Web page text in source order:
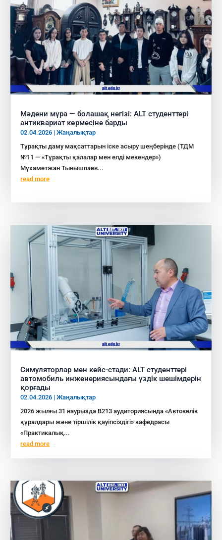
Мәдени мұра — болашақ негізі: ALT студенттері
антиквариат көрмесіне барды
02.04.2026 |Жаңалықтар
Тұрақты даму мақсаттарын іске асыру шеңберінде (ТДМ
№11 — «Тұрақты қалалар мен елді мекендер»)
Мұхаметжан Тынышпаев...
read more
Симуляторлар мен кейс-стади: ALT студенттері
автомобиль инженериясындағы үздік шешімдерін
қорғады
02.04.2026 |Жаңалықтар
2026 жылғы 31 наурызда В213 аудиториясында «Автокөлік
құралдары және тіршілік қауіпсіздігі» кафедрасы
«Практикалық...
read more